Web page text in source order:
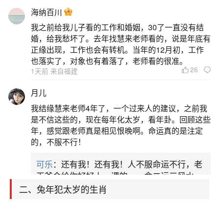
题，但是小问题不注意可能会引起大麻烦，下面就
这个问题给大家做一些解读：
一、兔今年犯太岁吗
其中，“值太岁”即本命年（生肖与流年相同），
2025年值太岁的生肖是蛇；“害太岁”指生肖与流年
相害，兔与蛇正为六害之一（卯巳害），因此属兔
者在2025年属于“害太岁”，虽非最重的“值太岁”或
“冲太岁”，但民间普遍视为需谨慎对待的年份。百度
知道、中华民俗网及多地寺庙公开信息均指出，害
太岁者易有小人干扰、人际摩擦、
二、兔年犯太岁的生肖
海纳百川
我之前给我儿子看的工作和婚姻，30了一直没有结
婚，给我愁坏了。去年找慧来老师看的，说是年底有
正缘出现，工作也会有转机。当年的12月初，工作
也落实了，对象也有着落了，老师看的很准。
1天前 来自福建 26
月儿
我结缘慧来老师4年了，一个过来人的建议，之前我
是不信这些的，现在每年化太岁，看年卦。回顾这些
年，感觉跟老师真是相见恨晚啊。命运真的是注定
的，不服不行！
可乐：还有我！还有我！人不服命运不行，老
天爷会给你好好上一课的。一命二运三风水，
哪样不服都不行！